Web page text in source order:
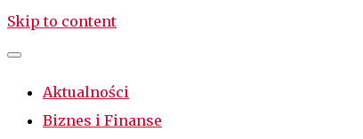
Skip to content
Aktualności
Biznes i Finanse